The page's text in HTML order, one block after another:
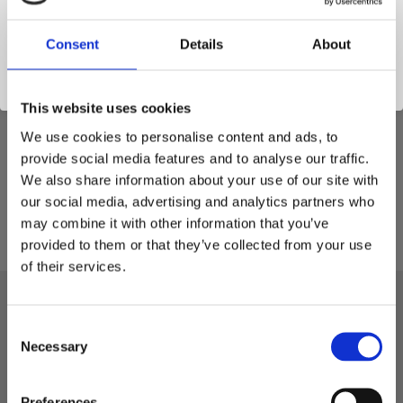
Consent Details About
This website uses cookies
We use cookies to personalise content and ads, to
provide social media features and to analyse our traffic.
We also share information about your use of our site with
our social media, advertising and analytics partners who
may combine it with other information that you’ve
provided to them or that they’ve collected from your use
of their services.
Necessary
Utbytbar kniv till Dala-klippen DGC 250
Material: Hardox 450
Levereras med bult och mutter
Håll dig uppdaterad och få de senaste nyheterna och utvalda
erbjudanden direkt i din e-post. Anmäl dig till vårt nyhetsbrev